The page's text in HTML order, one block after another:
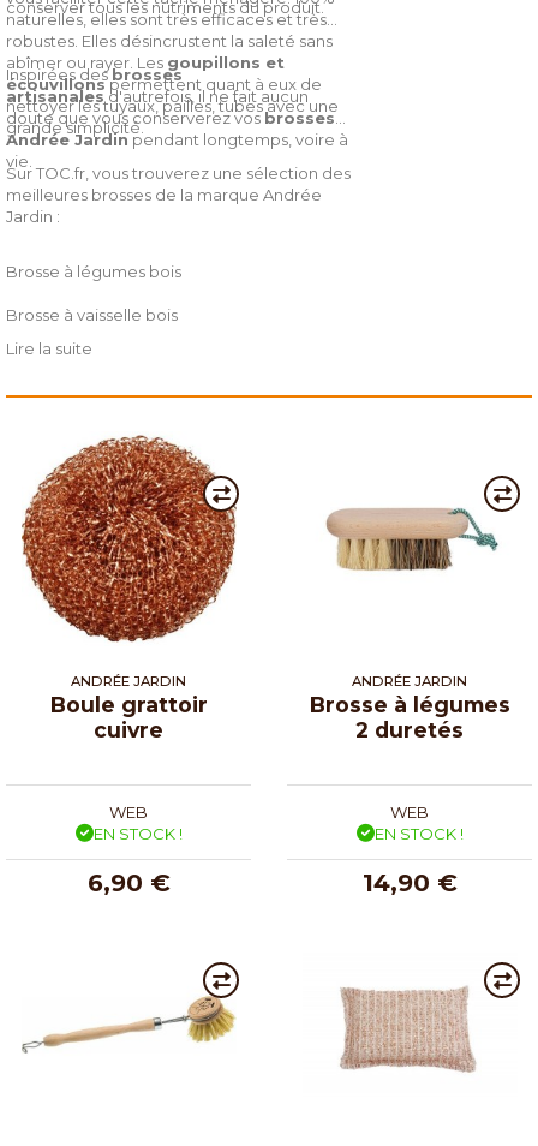
conserver tous les nutriments du produit.
naturelles, elles sont très efficaces et très
robustes. Elles désincrustent la saleté sans
abîmer ou rayer. Les goupillons et
écouvillonspermettent quant à eux de
nettoyer les tuyaux, pailles, tubes avec une
grande simplicité.
Inspirées desbrosses
artisanales d'autrefois, il ne fait aucun
doute que vous conserverez vosbrosses
Andrée Jardinpendant longtemps, voire à
vie.
Sur TOC.fr, vous trouverez une sélection des
meilleures brosses de la marque Andrée
Jardin :
Brosse à légumes bois
Brosse à vaisselle bois
Savon solide vaisselle
Lire la suite
ANDRÉE JARDIN
Boule grattoir
cuivre
WEB
EN STOCK !
6,90 €
ANDRÉE JARDIN
Brosse à légumes
2 duretés
WEB
EN STOCK !
14,90 €